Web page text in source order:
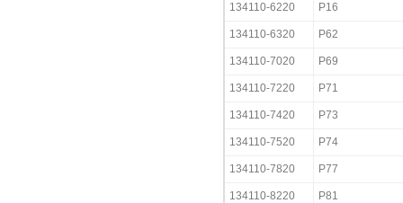
134110-6220 P16
134110-6320 P62
134110-7020 P69
134110-7220 P71
134110-7420 P73
134110-7520 P74
134110-7820 P77
134110-8220 P81